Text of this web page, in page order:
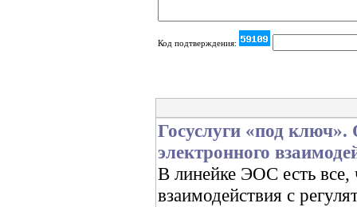
Код подтверждения:
Госуслуги «под
электронного
В линейке ЭОС есть все,
взаимодействия с